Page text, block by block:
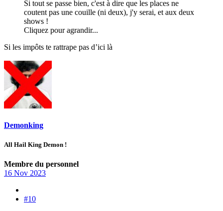
Si tout se passe bien, c'est à dire que les places ne
coutent pas une couille (ni deux), j'y serai, et aux deux
shows !
Cliquez pour agrandir...
Si les impôts te rattrape pas d’ici là
Demonking
All Hail King Demon !
Membre du personnel
16 Nov 2023
#10